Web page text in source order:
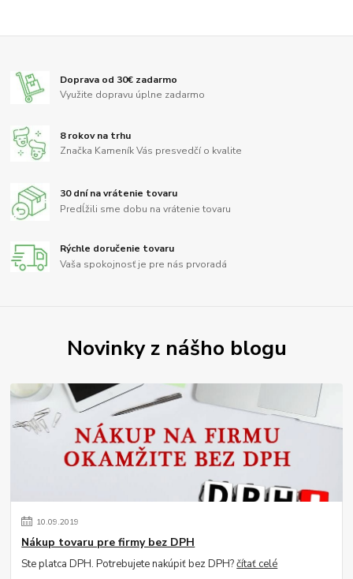
Doprava od 30€ zadarmo
Využite dopravu úplne zadarmo
8 rokov na trhu
Značka Kameník Vás presvedčí o kvalite
30 dní na vrátenie tovaru
Predĺžili sme dobu na vrátenie tovaru
Rýchle doručenie tovaru
Vaša spokojnosť je pre nás prvoradá
Novinky z nášho blogu
10.09.2019
Nákup tovaru pre firmy bez DPH
Ste platca DPH. Potrebujete nakúpiť bez DPH?čítať celé